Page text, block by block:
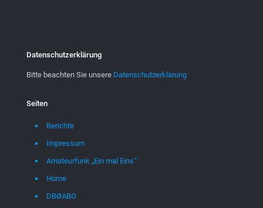
Datenschutzerklärung
Bitte beachten Sie unsere Datenschutzerklärung
Seiten
Berichte
Impressum
Amateurfunk „Ein mal Eins“
Home
DBØABG